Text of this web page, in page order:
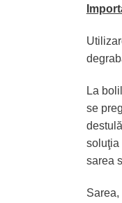
La
se
soluţia
sarea